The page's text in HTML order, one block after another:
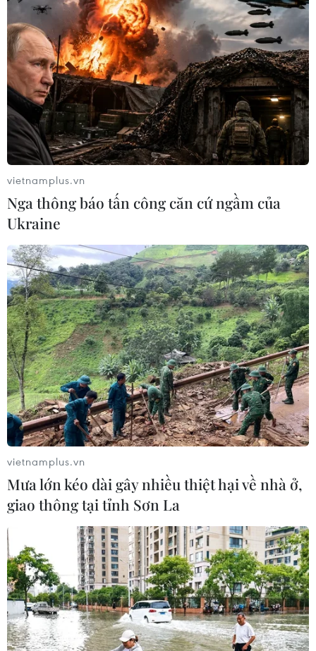
vietnamplus.vn
Nga thông báo tấn công căn cứ ngầm của
Ukraine
vietnamplus.vn
Mưa lớn kéo dài gây nhiều thiệt hại về nhà ở,
giao thông tại tỉnh Sơn La